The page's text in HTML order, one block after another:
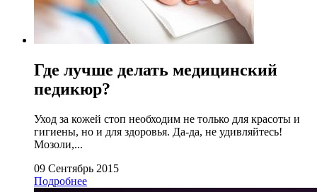
Где лучше делать медицинский
педикюр?
Уход за кожей стоп необходим не только для красоты и
гигиены, но и для здоровья. Да-да, не удивляйтесь!
Мозоли,...
09 Сентябрь 2015
Подробнее